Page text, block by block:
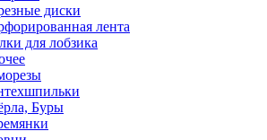
диски
лента
для лобзика
Буры